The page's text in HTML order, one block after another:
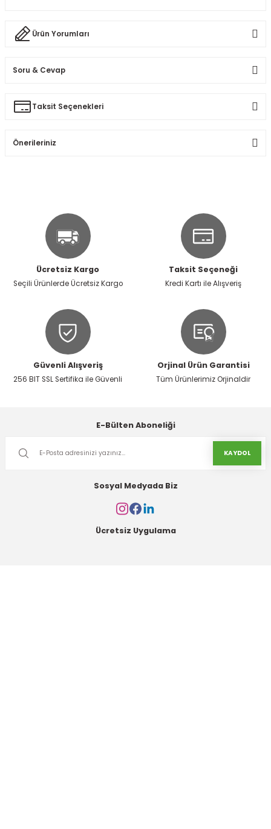
Ürün Yorumları
Soru & Cevap
Taksit Seçenekleri
Önerileriniz
Ürün resmi kalitesiz, bozuk veya görüntülenemiyor.
Ürün açıklamasında eksik bilgiler bulunuyor.
Ürün bilgilerinde hatalar bulunuyor.
Ürün fiyatı diğer sitelerden daha pahalı.
Ücretsiz Kargo
Seçili Ürünlerde Ücretsiz Kargo
Taksit Seçeneği
Kredi Kartı ile Alışveriş
Güvenli Alışveriş
256 BIT SSL Sertifika ile Güvenli
Orjinal Ürün Garantisi
Tüm Ürünlerimiz Orjinaldir
E-Bülten Aboneliği
KAYDOL
Sosyal Medyada Biz
Ücretsiz Uygulama